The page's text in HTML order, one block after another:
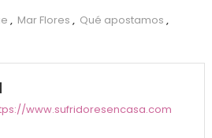
, Mar Flores , Qué apostamos ,
www.sufridoresencasa.com